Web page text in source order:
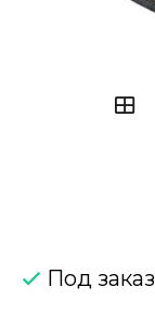
Под заказ